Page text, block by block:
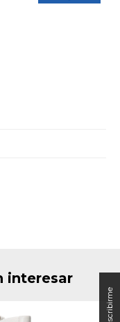
interesar